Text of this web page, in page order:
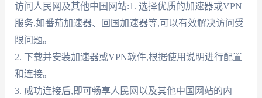
访问人民网及其他中国网站:1. 选择优质的加速器或VPN
服务,如番茄加速器、回国加速器等,可以有效解决访问受
限问题。
2. 下载并安装加速器或VPN软件,根据使用说明进行配置
和连接。
3. 成功连接后,即可畅享人民网以及其他中国网站的内